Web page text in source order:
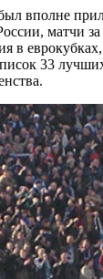
вполне
матчи
в
33